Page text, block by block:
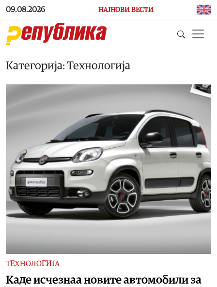
Skip to main content
09.08.2026 НАЈНОВИ ВЕСТИ
Категорија: Технологија
ТЕХНОЛОГИЈА
Kаде исчезнаа новите автомобили за